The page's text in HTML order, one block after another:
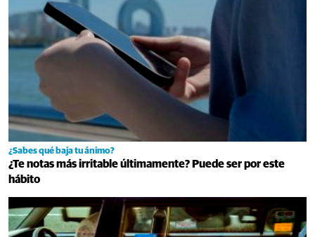
¿Sabes qué baja tu ánimo?
¿Te notas más irritable últimamente? Puede ser por este
hábito